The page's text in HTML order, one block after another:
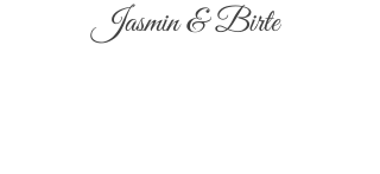
Jasmin & Birte